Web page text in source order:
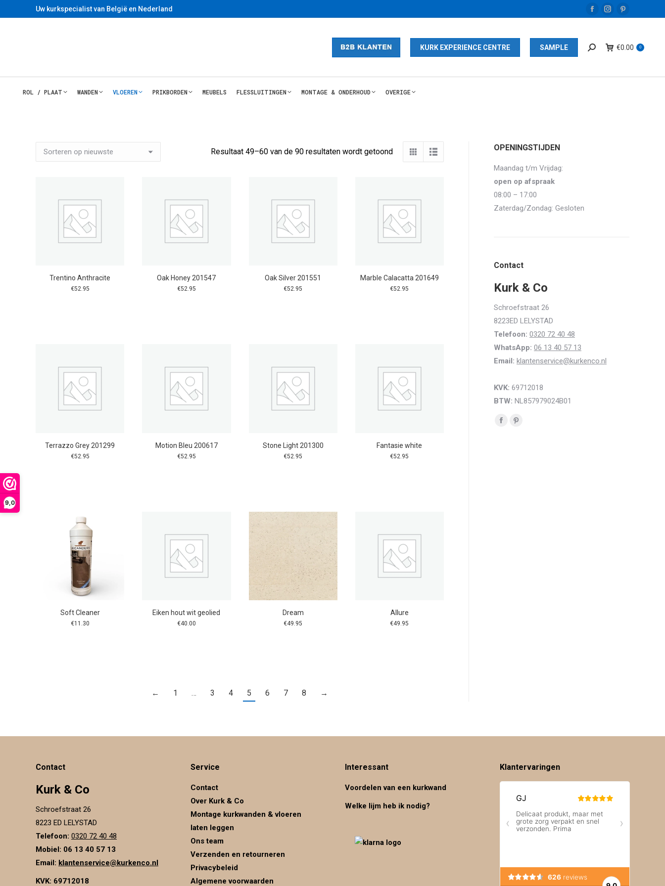
9,0
Uw kurkspecialist van België en Nederland
Facebook
in
window
Instagram
in
window
Pinterest
in
window
KURK EXPERIENCE CENTRE SAMPLE €0.00 0
ROL / PLAAT WANDEN VLOEREN PRIKBORDEN MEUBELS FLESSLUITINGEN MONTAGE & ONDERHOUD OVERIGE
Resultaat 49–60 van de 90 resultaten wordt getoondGesorteerd
Trentino Anthracite
€52.95
Oak Honey 201547
€52.95
Oak Silver 201551
€52.95
Marble Calacatta 201649
€52.95
Terrazzo Grey 201299
€52.95
Motion Bleu 200617
€52.95
Stone Light 201300
€52.95
Fantasie white
€52.95
Soft Cleaner
€11.30
Eiken hout wit geolied
€40.00
Dream
€49.95
Allure
€49.95
← 1 … 3 4 5 6 7 8 →
OPENINGSTIJDEN
Maandag t/m Vrijdag:
open op afspraak
08:00 – 17:00
Zaterdag/Zondag: Gesloten
Contact
Kurk & Co
Schroefstraat 26
8223ED LELYSTAD
Telefoon: 0320 72 40 48
WhatsApp: 06 13 40 57 13
Email: klantenservice@kurkenco.nl
KVK: 69712018
BTW: NL857979024B01
Vind ons op:
FacebookPinterest
Contact
Kurk & Co
Schroefstraat 26
8223 ED LELYSTAD
Telefoon: 0320 72 40 48
Mobiel: 06 13 40 57 13
Email: klantenservice@kurkenco.nl
KVK: 69712018
Service
Contact
Over Kurk & Co
Montage kurkwanden & vloeren
laten leggen
Ons team
Verzenden en retourneren
Privacybeleid
Algemene voorwaarden
Interessant
Voordelen van een kurkwand
Welke lijm heb ik nodig?
Klantervaringen